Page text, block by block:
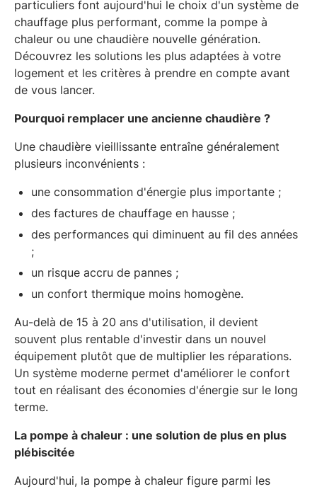
particuliers font aujourd'hui le choix d'un système de
chauffage plus performant, comme la pompe à
chaleur ou une chaudière nouvelle génération.
Découvrez les solutions les plus adaptées à votre
logement et les critères à prendre en compte avant
de vous lancer.
Pourquoi remplacer une ancienne chaudière ?
Une chaudière vieillissante entraîne généralement
plusieurs inconvénients :
une consommation d'énergie plus importante ;
des factures de chauffage en hausse ;
des performances qui diminuent au fil des années
;
un risque accru de pannes ;
un confort thermique moins homogène.
Au-delà de 15 à 20 ans d'utilisation, il devient
souvent plus rentable d'investir dans un nouvel
équipement plutôt que de multiplier les réparations.
Un système moderne permet d'améliorer le confort
tout en réalisant des économies d'énergie sur le long
terme.
La pompe à chaleur : une solution de plus en plus
plébiscitée
Aujourd'hui, la pompe à chaleur figure parmi les